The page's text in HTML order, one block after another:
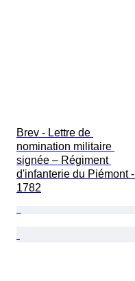
Brev - Lettre de
nomination militaire
signée – Régiment
d'infanterie du Piémont -
1782